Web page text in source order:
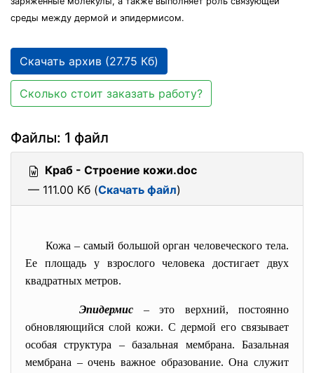
среды между дермой и эпидермисом.
Скачать архив (27.75 Кб)
Сколько стоит заказать работу?
Файлы: 1 файл
Краб - Строение кожи.doc
— 111.00 Кб (Скачать файл)
Кожа –самый большой орган человеческого тела.
Ее площадь у взрослого человека достигает двух
квадратных метров.
Эпидермис –это верхний, постоянно
обновляющийся слой кожи. С дермой его связывает
особая структура –базальная мембрана. Базальная
мембрана –очень важное образование. Она служит